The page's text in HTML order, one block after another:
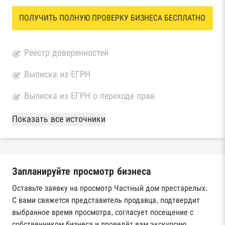
ПОЛУЧИТЬ ПОЛНУЮ ПРОВЕРКУ БИЗНЕСА БЕСПЛАТНО
Реестр доверенностей
Выписка из ЕГРН
Выписка из ЕГРН о переходе прав
База Росстата
Реестры ЕГРЮЛ и ЕГРИП Федеральной
Реестр государственных контрактов
Федерального казначейства
Картотека арбитражных дел Высшего
арбитражного суда
Показать все источники
Запланируйте просмотр бизнеса
Оставьте заявку на просмотр Частный дом престарелых.
С вами свяжется представитель продавца, подтвердит
выбранное время просмотра, согласует посещение с